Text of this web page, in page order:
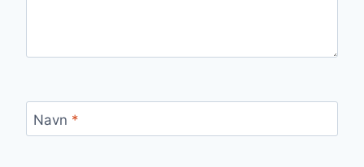
Navn *